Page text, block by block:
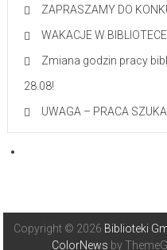
ZAPRASZAMY DO
WAKACJE W BIBLIOTECE
Zmiana godzin pracy
28.08!
UWAGA – PRACA
Copyright © 2026 Biblioteki
ColorNews by